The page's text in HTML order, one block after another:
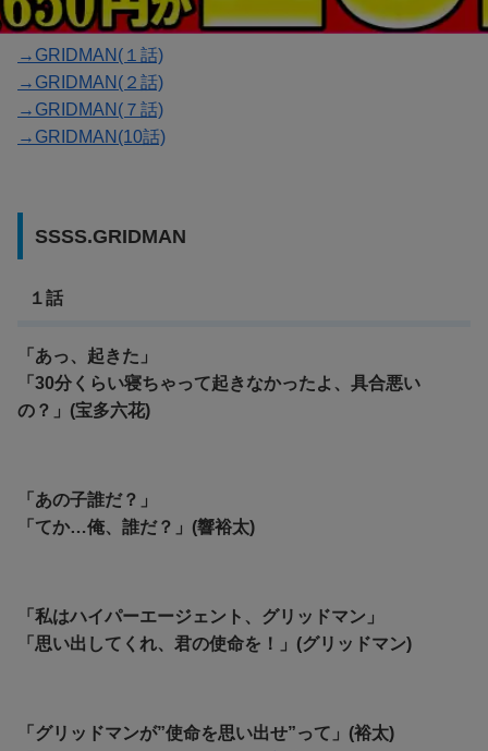
→GRIDMAN(１話)
→GRIDMAN(２話)
→GRIDMAN(７話)
→GRIDMAN(10話)
SSSS.GRIDMAN
１話
「あっ、起きた」
「30分くらい寝ちゃって起きなかったよ、具合悪い
の？」(宝多六花)
「あの子誰だ？」
「てか…俺、誰だ？」(響裕太)
「私はハイパーエージェント、グリッドマン」
「思い出してくれ、君の使命を！」(グリッドマン)
「グリッドマンが”使命を思い出せ”って」(裕太)